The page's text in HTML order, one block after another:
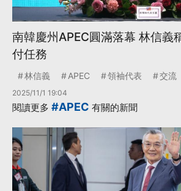
南韓慶州APEC圓滿落幕 林信義
付任務
林信義 APEC 領袖代表 交流
2025/11/1 19:04
閱讀更多 #APEC 有關的新聞